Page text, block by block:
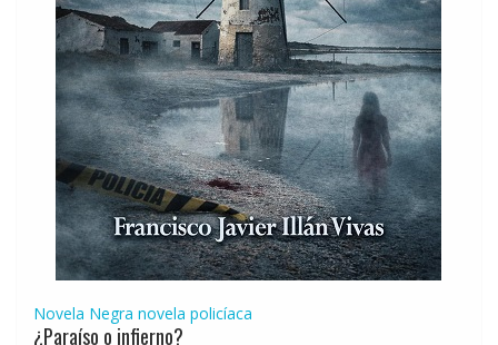
Novela Negra novela policíaca
¿Paraíso o infierno?